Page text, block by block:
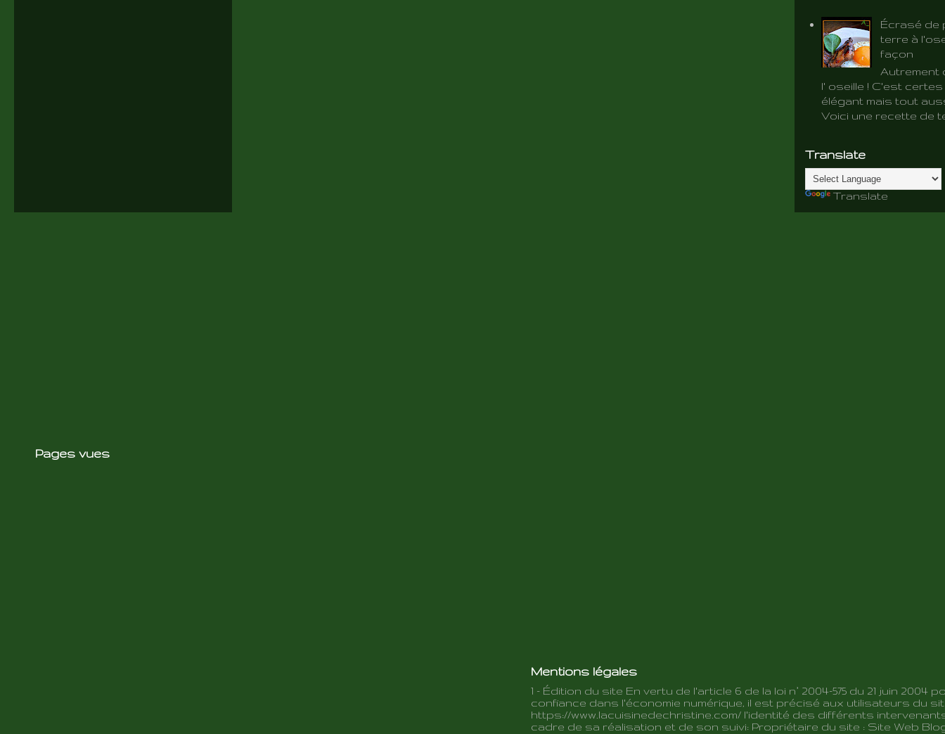
Écrasé de
terre à
façon
Autrement
l' oseille ! C'est certes
élégant mais tout
Voici une recette de
Translate
Translate
Pages vues
Mentions légales
1 - Édition du site En vertu de l'article 6 de la loi n° 2004-575 du 21 juin 2004
confiance dans l'économie numérique, il est précisé aux utilisateurs du
https://www.lacuisinedechristine.com/ l'identité des différents
cadre de sa réalisation et de son suivi: Propriétaire du site : Site Web